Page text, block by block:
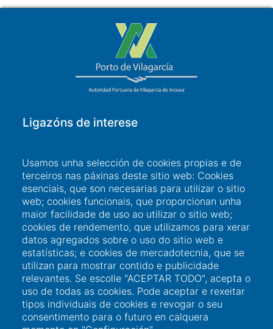
Información de contacto
+34 986 565 129
Ligazóns de interese
Acceso a usuario
Sede Electrónica
Perfil do contratante
Contacto
Usamos unha selección de cookies propias e de
terceiros nas páxinas deste sitio web: Cookies
esenciais, que son necesarias para utilizar o sitio
web; cookies funcionais, que proporcionan unha
maior facilidade de uso ao utilizar o sitio web;
cookies de rendemento, que utilizamos para xerar
datos agregados sobre o uso do sitio web e
estatísticas; e cookies de mercadotecnia, que se
utilizan para mostrar contido e publicidade
relevantes. Se escolle "ACEPTAR TODO", acepta o
uso de todas as cookies. Pode aceptar e rexeitar
tipos individuais de cookies e revogar o seu
consentimento para o futuro en calquera